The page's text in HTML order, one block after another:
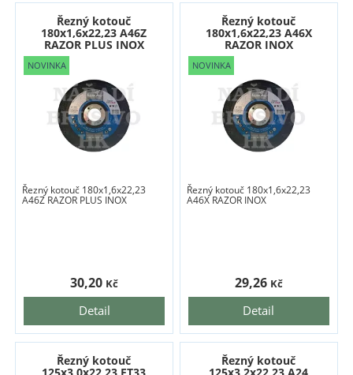
Řezný kotouč
180x1,6x22,23 A46Z
RAZOR PLUS INOX
Řezný kotouč 180x1,6x22,23
A46Z RAZOR PLUS INOX
Detail
30,20 Kč
Řezný kotouč
180x1,6x22,23 A46X
RAZOR INOX
Řezný kotouč 180x1,6x22,23
A46X RAZOR INOX
Detail
29,26 Kč
Řezný kotouč Řezný kotouč